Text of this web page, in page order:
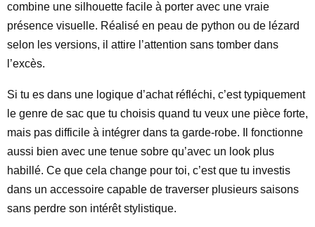
combine une silhouette facile à porter avec une vraie
présence visuelle. Réalisé en peau de python ou de lézard
selon les versions, il attire l’attention sans tomber dans
l’excès.
Si tu es dans une logique d’achat réfléchi, c’est typiquement
le genre de sac que tu choisis quand tu veux une pièce forte,
mais pas difficile à intégrer dans ta garde-robe. Il fonctionne
aussi bien avec une tenue sobre qu’avec un look plus
habillé. Ce que cela change pour toi, c’est que tu investis
dans un accessoire capable de traverser plusieurs saisons
sans perdre son intérêt stylistique.